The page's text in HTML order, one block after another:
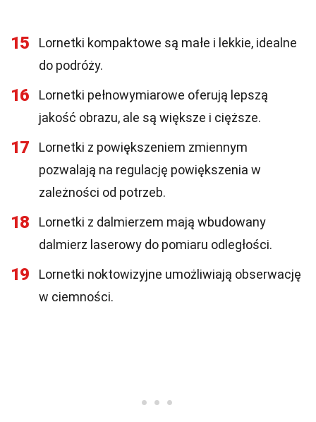
15
Lornetki kompaktowe są małe i lekkie, idealne
do podróży.
16
Lornetki pełnowymiarowe oferują lepszą
jakość obrazu, ale są większe i cięższe.
17
Lornetki z powiększeniem zmiennym
pozwalają na regulację powiększenia w
zależności od potrzeb.
18
Lornetki z dalmierzem mają wbudowany
dalmierz laserowy do pomiaru odległości.
19
Lornetki noktowizyjne umożliwiają obserwację
w ciemności.